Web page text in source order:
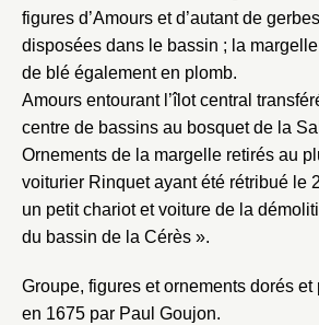
figures d’Amours et d’autant de
disposées dans le bassin ; la
de blé également en plomb.
Amours entourant l’îlot central
centre de bassins au bosquet de la
Ornements de la margelle retirés au
voiturier Rinquet ayant été rétribué le
un petit chariot et voiture de la
du bassin de la Cérès ».
Groupe, figures et ornements dorés et
en 1675 par Paul Goujon.